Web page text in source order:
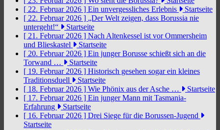
[ 22. Februar 2026 ] Ein unvergessliches Erlebnis
Startseite
[ 22. Februar 2026 ] „Der Welt zeigen, dass Borussia nie
untergeht!“
Startseite
[ 21. Februar 2026 ] Nach Altenkessel ist vor Ommersheim
und Blieskastel
Startseite
[ 20. Februar 2026 ] Ein junger Borusse schießt sich an die
Torwand …
Startseite
[ 19. Februar 2026 ] Historisch gesehen sogar ein kleines
Traditionsduell
Startseite
[ 18. Februar 2026 ] Wie Phönix aus der Asche …
Startseite
[ 17. Februar 2026 ] Ein junger Mann mit Tasmania-
Erfahrung
Startseite
[ 16. Februar 2026 ] Drei Siege für die Borussen-Jugend
Startseite